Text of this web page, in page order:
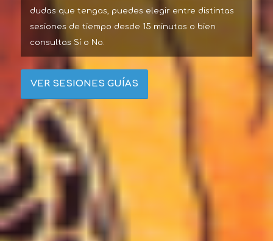
dudas que tengas, puedes elegir entre distintas
sesiones de tiempo desde 15 minutos o bien
consultas Sí o No.
VER SESIONES GUÍAS